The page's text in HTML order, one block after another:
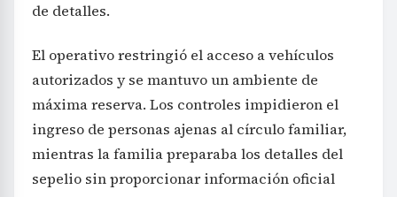
de detalles.
El operativo restringió el acceso a vehículos
autorizados y se mantuvo un ambiente de
máxima reserva. Los controles impidieron el
ingreso de personas ajenas al círculo familiar,
mientras la familia preparaba los detalles del
sepelio sin proporcionar información oficial